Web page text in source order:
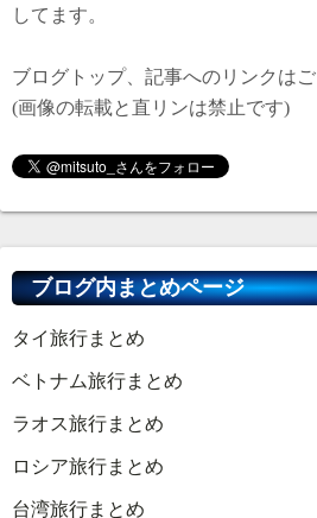
してます。
ブログトップ、記事へのリンクはご
(画像の転載と直リンは禁止です)
ブログ内まとめページ
タイ旅行まとめ
ベトナム旅行まとめ
ラオス旅行まとめ
ロシア旅行まとめ
台湾旅行まとめ